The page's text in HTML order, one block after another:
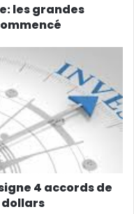
les grandes
4 accords de
dollars